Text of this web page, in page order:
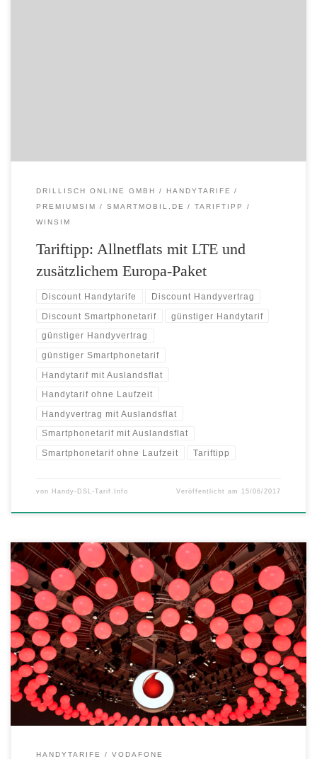
DRILLISCH ONLINE GMBH
HANDYTARIFE
PREMIUMSIM
SMARTMOBIL.DE
TARIFTIPP
WINSIM
Tariftipp: Allnetflats mit LTE und
zusätzlichem Europa-Paket
Discount Handytarife Discount Handyvertrag
Discount Smartphonetarif günstiger Handytarif
günstiger Handyvertrag
günstiger Smartphonetarif
Handytarif mit Auslandsflat
Handytarif ohne Laufzeit
Handyvertrag mit Auslandsflat
Smartphonetarif mit Auslandsflat
Smartphonetarif ohne Laufzeit Tariftipp
von Handy-DSL-Tarif.Info Veröffentlicht am 15/06/2017
Neue Vodafone D2 Smartphonetarife für Einsteiger Für den Alltag:
Surfen und Telefonieren – auch im EU-Ausland Für den schmalen
Geldbeutel: Zwei Gigabyte Daten und Sprach-Flat schon ab 19,99
Euro Vodafone ergänzt zum 25. April sein bestehendes Tarifangebot
um zwei neue Smartphone-Tarife für Einsteiger. Vodafone Easy S und
Easy M richten […]
HANDYTARIFE VODAFONE